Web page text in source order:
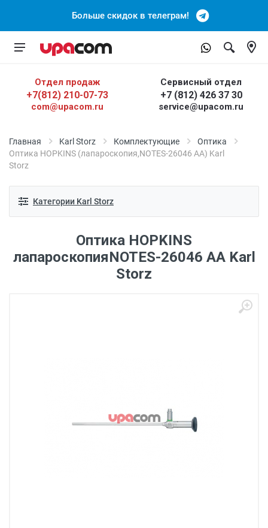
Больше скидок в телеграм!
Отдел продаж
+7(812) 210-07-73
com@upacom.ru
Сервисный отдел
+7 (812) 426 37 30
service@upacom.ru
Главная Karl Storz Комплектующие
Оптика
Оптика HOPKINS (лапароскопия,NOTES-26046 АА) Karl
Storz
Категории Karl Storz
Оптика HOPKINS
лапароскопияNOTES-26046 АА Karl
Storz